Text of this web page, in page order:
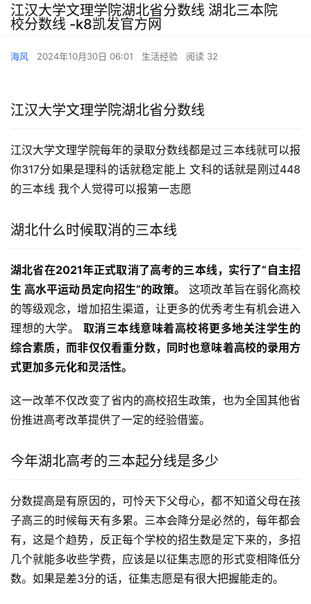
江汉大学文理学院湖北省分数线 湖北三本院
校分数线 -k8凯发官方网
海风 2024年10月30日 06:01 生活经验 阅读 32
江汉大学文理学院湖北省分数线
江汉大学文理学院每年的录取分数线都是过三本线就可以报
你317分如果是理科的话就稳定能上 文科的话就是刚过448
的三本线 我个人觉得可以报第一志愿
湖北什么时候取消的三本线
湖北省在2021年正式取消了高考的三本线，实行了“自主招
生 高水平运动员定向招生”的政策。
这项改革旨在弱化高校
的等级观念，增加招生渠道，让更多的优秀考生有机会进入
理想的大学。 取消三本线意味着高校将更多地关注学生的
综合素质，而非仅仅看重分数，同时也意味着高校的录用方
式更加多元化和灵活性。
这一改革不仅改变了省内的高校招生政策，也为全国其他省
份推进高考改革提供了一定的经验借鉴。
今年湖北高考的三本起分线是多少
分数提高是有原因的，可怜天下父母心，都不知道父母在孩
子高三的时候每天有多累。三本会降分是必然的，每年都会
有，这是个趋势，反正每个学校的招生数是定下来的，多招
几个就能多收些学费，应该是以征集志愿的形式变相降低分
数。如果是差3分的话，征集志愿是有很大把握能走的。